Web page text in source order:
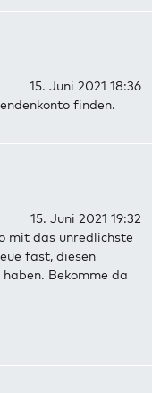
15. Juni 2021 18:36
finden.
15. Juni 2021 19:32
mit das unredlichste
fast, diesen
Bekomme da